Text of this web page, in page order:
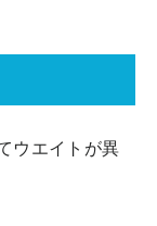
ウエイトが異